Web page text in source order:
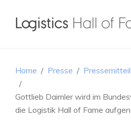
Home Presse
Gottlieb Daimler wird im
die Logistik Hall of Fame